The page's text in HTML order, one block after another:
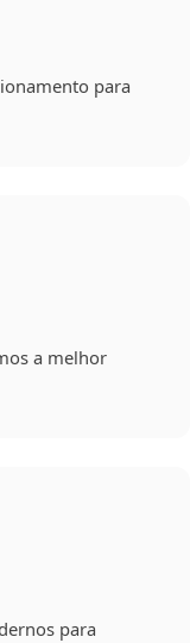
para
a melhor
para